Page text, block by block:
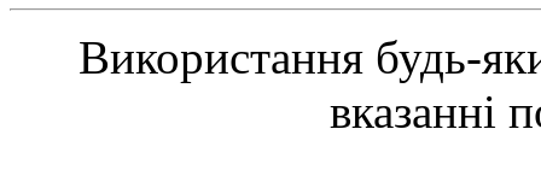
Використання будь-
вказанні